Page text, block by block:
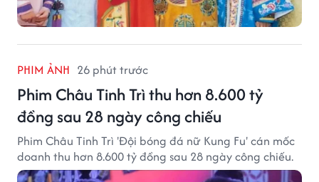
PHIM ẢNH 26 phút trước
Phim Châu Tinh Trì thu hơn 8.600 tỷ
đồng sau 28 ngày công chiếu
Phim Châu Tinh Trì 'Đội bóng đá nữ Kung Fu' cán mốc
doanh thu hơn 8.600 tỷ đồng sau 28 ngày công chiếu.